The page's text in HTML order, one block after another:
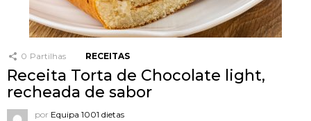
0 Partilhas RECEITAS
Receita Torta de Chocolate light,
recheada de sabor
por Equipa 1001 dietas